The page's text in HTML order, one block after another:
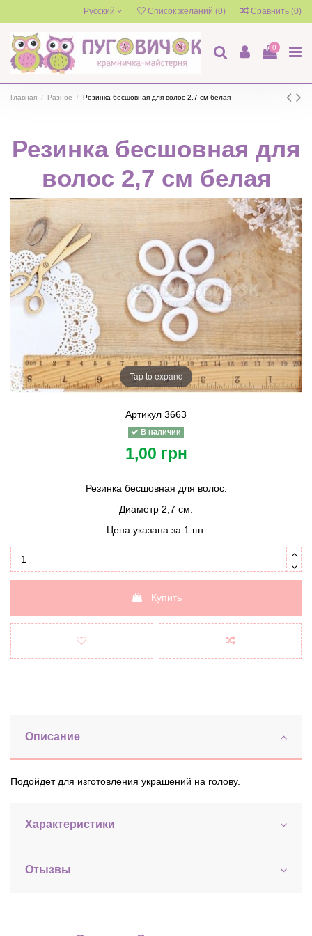
Русский Список желаний (0) Сравнить (0)
0
Главная Разное Резинка бесшовная для волос 2,7 см белая
Резинка бесшовная для
волос 2,7 см белая
Tap to expand
Артикул 3663
В наличии
1,00 грн
Резинка бесшовная для волос.
Диаметр 2,7 см.
Цена указана за 1 шт.
Купить
Описание
Подойдет для изготовления украшений на голову.
Характеристики
Отызвы